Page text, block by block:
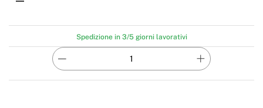
Spedizione in 3/5 giorni lavorativi